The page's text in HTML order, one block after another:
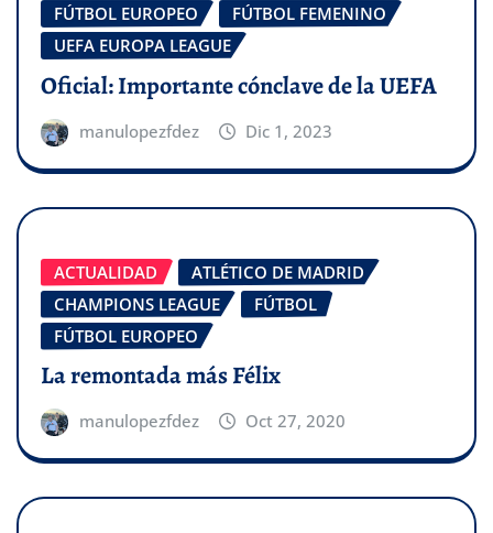
FÚTBOL EUROPEO
FÚTBOL FEMENINO
UEFA EUROPA LEAGUE
Oficial: Importante cónclave de la UEFA
manulopezfdez Dic 1, 2023
ACTUALIDAD
ATLÉTICO DE MADRID
CHAMPIONS LEAGUE
FÚTBOL
FÚTBOL EUROPEO
La remontada más Félix
manulopezfdez Oct 27, 2020